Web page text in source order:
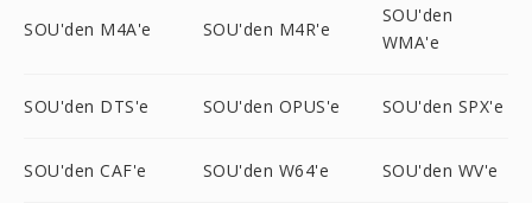
SOU'den M4A'e SOU'den M4R'e
SOU'den
WMA'e
SOU'den DTS'e SOU'den OPUS'e SOU'den SPX'e
SOU'den CAF'e SOU'den W64'e SOU'den WV'e